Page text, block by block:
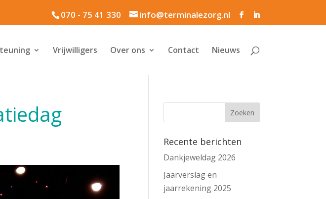
070 - 75 41 330 info@terminalezorg.nl
Vrijwilligers Over ons Contact Nieuws
Recente berichten
Dankjeweldag 2026
Jaarverslag en
jaarrekening 2025